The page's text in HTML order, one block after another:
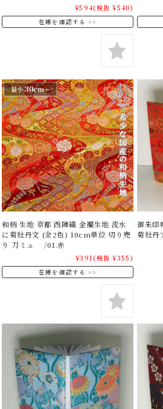
¥594(税抜 ¥540)
在庫を確認する
和柄 生地 京都 西陣織 金襴生地 流水
に菊牡丹文 (全2色) 10cm単位 切り売
り 刀ミュ /01.赤
¥391(税抜 ¥355)
在庫を確認する
御朱印
菊牡丹